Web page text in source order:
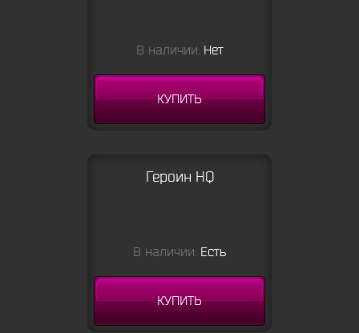
В наличии: Нет
КУПИТЬ
Героин HQ
В наличии: Есть
КУПИТЬ